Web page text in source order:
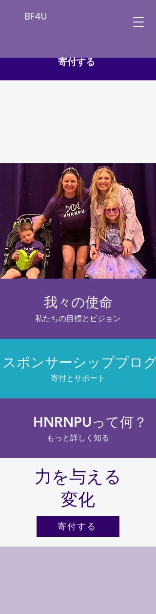
BF4U
寄付する
我々の使命
私たちの目標とビジョン
スポンサーシッププログ
寄付とサポート
HNRNPUって何？
もっと詳しく知る
力を与える
変化
寄付する